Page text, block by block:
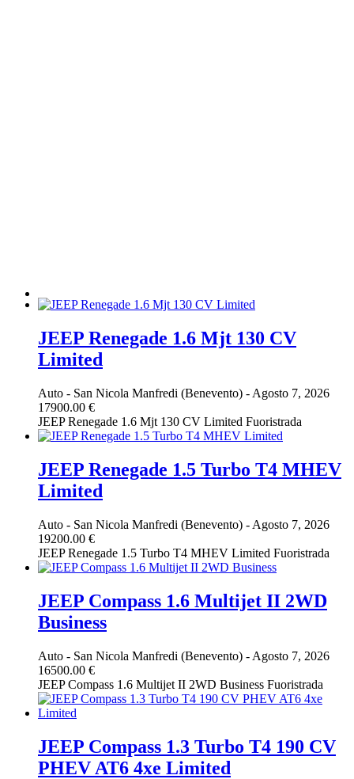
JEEP Renegade 1.6 Mjt 130 CV
Limited
Auto - San Nicola Manfredi (Benevento) - Agosto 7, 2026
17900.00 €
JEEP Renegade 1.6 Mjt 130 CV Limited Fuoristrada
JEEP Renegade 1.5 Turbo T4 MHEV
Limited
Auto - San Nicola Manfredi (Benevento) - Agosto 7, 2026
19200.00 €
JEEP Renegade 1.5 Turbo T4 MHEV Limited Fuoristrada
JEEP Compass 1.6 Multijet II 2WD
Business
Auto - San Nicola Manfredi (Benevento) - Agosto 7, 2026
16500.00 €
JEEP Compass 1.6 Multijet II 2WD Business Fuoristrada
JEEP Compass 1.3 Turbo T4 190 CV
PHEV AT6 4xe Limited